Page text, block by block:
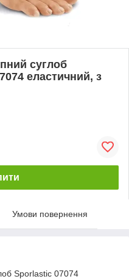
суглоб
еластичний, з
Умови повернення
Sporlastic 07074